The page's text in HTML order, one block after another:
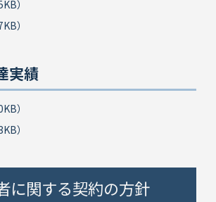
）
）
実績
）
）
に関する契約の方針